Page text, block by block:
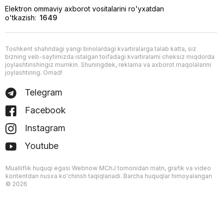
Elektron ommaviy axborot vositalarini ro'yxatdan
o'tkazish: 1649
Toshkent shahridagi yangi binolardagi kvartiralarga talab katta, siz
bizning veb-saytimizda istalgan toifadagi kvartiralarni cheksiz miqdorda
joylashtirishingiz mumkin. Shuningdek, reklama va axborot maqolalarini
joylashtiring. Omad!
Telegram
Facebook
Instagram
Youtube
Mualliflik huquqi egasi Webnow MChJ tomonidan matn, grafik va video
kontentdan nusxa ko'chirish taqiqlanadi. Barcha huquqlar himoyalangan
© 2026